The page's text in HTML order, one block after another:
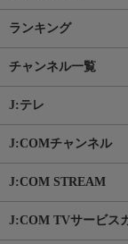
ランキング
チャンネル一覧
J:テレ
J:COMチャンネル
J:COM STREAM
J:COM TVサービス